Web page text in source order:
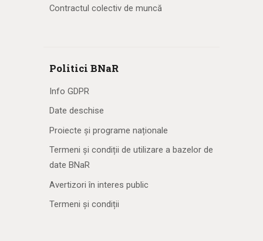
Contractul colectiv de muncă
Politici BNaR
Info GDPR
Date deschise
Proiecte și programe naționale
Termeni și condiții de utilizare a bazelor de
date BNaR
Avertizori în interes public
Termeni și condiții